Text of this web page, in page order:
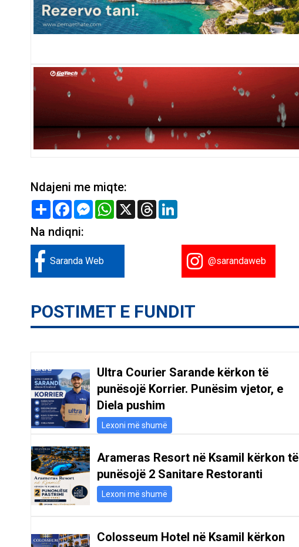
Ndajeni me miqte:
Share FacebookMessenger
WhatsApp
X Threads
Na ndiqni:
Saranda Web @sarandaweb
POSTIMET E FUNDIT
Ultra Courier Sarande kërkon të
punësojë Korrier. Punësim vjetor, e
Diela pushim
Lexoni më shumë
Arameras Resort në Ksamil kërkon të
punësojë 2 Sanitare Restoranti
Lexoni më shumë
Colosseum Hotel në Ksamil kërkon